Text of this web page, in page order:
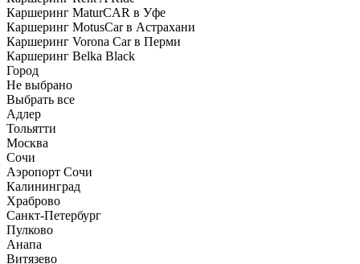
Каршеринг MaturCAR в Уфе
Каршеринг MotusCar в Астрахани
Каршеринг Vorona Car в Перми
Каршеринг Belka Black
Город
Не выбрано
Выбрать все
Адлер
Тольятти
Москва
Сочи
Аэропорт Сочи
Калининград
Храброво
Санкт-Петербург
Пулково
Анапа
Витязево